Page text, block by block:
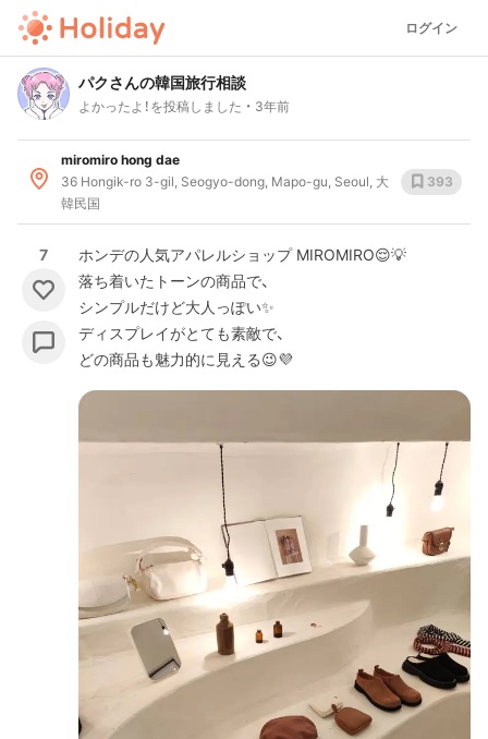
ログイン
パクさんの韓国旅行相談
よかったよ！を投稿しました 3年前
miromiro hong dae
36 Hongik-ro 3-gil, Seogyo-dong, Mapo-gu, Seoul, 大
韓民国
393
7
ホンデの人気アパレルショップ MIROMIRO😌💡
落ち着いたトーンの商品で、
シンプルだけど大人っぽい✨
ディスプレイがとても素敵で、
どの商品も魅力的に見える😉💜